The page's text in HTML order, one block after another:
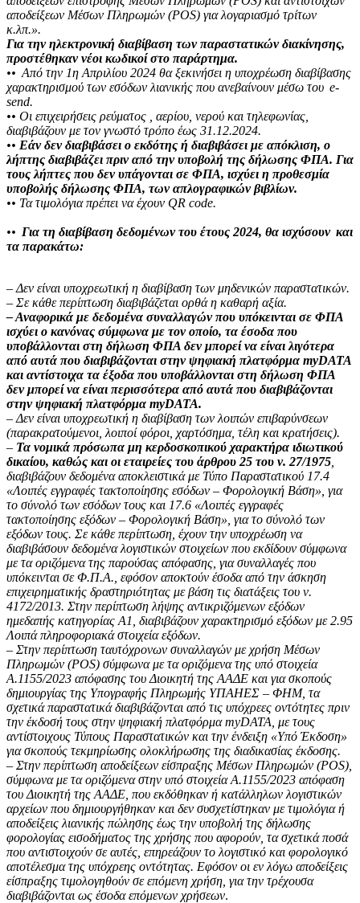
αποδείξεων Μέσων Πληρωμών (POS) για λογαριασμό τρίτων
κ.λπ.».
Για την ηλεκτρονική διαβίβαση των παραστατικών διακίνησης,
προστέθηκαν νέοι κωδικοί στο παράρτημα.
•• Από την 1η Απριλίου 2024 θα ξεκινήσει η υποχρέωση διαβίβασης
χαρακτηρισμού των εσόδων λιανικής που ανεβαίνουν μέσω του e-
send.
•• Οι επιχειρήσεις ρεύματος , αερίου, νερού και τηλεφωνίας,
διαβιβάζουν με τον γνωστό τρόπο έως 31.12.2024.
•• Εάν δεν διαβιβάσει ο εκδότης ή διαβιβάσει με απόκλιση, ο
λήπτης διαβιβάζει πριν από την υποβολή της δήλωσης ΦΠΑ. Για
τους λήπτες που δεν υπάγονται σε ΦΠΑ, ισχύει η προθεσμία
υποβολής δήλωσης ΦΠΑ, των απλογραφικών βιβλίων.
•• Τα τιμολόγια πρέπει να έχουν QR code.
•• Για τη διαβίβαση δεδομένων του έτους 2024, θα ισχύσουν και
τα παρακάτω:
– Δεν είναι υποχρεωτική η διαβίβαση των μηδενικών παραστατικών.
– Σε κάθε περίπτωση διαβιβάζεται ορθά η καθαρή αξία.
– Αναφορικά με δεδομένα συναλλαγών που υπόκεινται σε ΦΠΑ
ισχύει ο κανόνας σύμφωνα με τον οποίο, τα έσοδα που
υποβάλλονται στη δήλωση ΦΠΑ δεν μπορεί να είναι λιγότερα
από αυτά που διαβιβάζονται στην ψηφιακή πλατφόρμα myDATA
και αντίστοιχα τα έξοδα που υποβάλλονται στη δήλωση ΦΠΑ
δεν μπορεί να είναι περισσότερα από αυτά που διαβιβάζονται
στην ψηφιακή πλατφόρμα myDATA.
– Δεν είναι υποχρεωτική η διαβίβαση των λοιπών επιβαρύνσεων
(παρακρατούμενοι, λοιποί φόροι, χαρτόσημα, τέλη και κρατήσεις).
– Τα νομικά πρόσωπα μη κερδοσκοπικού χαρακτήρα ιδιωτικού
δικαίου, καθώς και οι εταιρείες του άρθρου 25 του ν. 27/1975
διαβιβάζουν δεδομένα αποκλειστικά με Τύπο Παραστατικού 17.4
«Λοιπές εγγραφές τακτοποίησης εσόδων – Φορολογική Βάση», για
το σύνολό των εσόδων τους και 17.6 «Λοιπές εγγραφές
τακτοποίησης εξόδων – Φορολογική Βάση», για το σύνολό των
εξόδων τους. Σε κάθε περίπτωση, έχουν την υποχρέωση να
διαβιβάσουν δεδομένα λογιστικών στοιχείων που εκδίδουν σύμφωνα
με τα οριζόμενα της παρούσας απόφασης, για συναλλαγές που
υπόκεινται σε Φ.Π.Α., εφόσον αποκτούν έσοδα από την άσκηση
επιχειρηματικής δραστηριότητας με βάση τις διατάξεις του ν.
4172/2013. Στην περίπτωση λήψης αντικριζόμενων εξόδων
ημεδαπής κατηγορίας Α1, διαβιβάζουν χαρακτηρισμό εξόδων με 2.95
Λοιπά πληροφοριακά στοιχεία εξόδων.
– Στην περίπτωση ταυτόχρονων συναλλαγών με χρήση Μέσων
Πληρωμών (POS) σύμφωνα με τα οριζόμενα της υπό στοιχεία
Α.1155/2023 απόφασης του Διοικητή της ΑΑΔΕ και για σκοπούς
δημιουργίας της Υπογραφής Πληρωμής ΥΠΑΗΕΣ – ΦΗΜ, τα
σχετικά παραστατικά διαβιβάζονται από τις υπόχρεες οντότητες πριν
την έκδοσή τους στην ψηφιακή πλατφόρμα myDATA, με τους
αντίστοιχους Τύπους Παραστατικών και την ένδειξη «Υπό Έκδοση»
για σκοπούς τεκμηρίωσης ολοκλήρωσης της διαδικασίας έκδοσης.
– Στην περίπτωση αποδείξεων είσπραξης Μέσων Πληρωμών (POS),
σύμφωνα με τα οριζόμενα στην υπό στοιχεία Α.1155/2023 απόφαση
του Διοικητή της ΑΑΔΕ, που εκδόθηκαν ή κατάλληλων λογιστικών
αρχείων που δημιουργήθηκαν και δεν συσχετίστηκαν με τιμολόγια ή
αποδείξεις λιανικής πώλησης έως την υποβολή της δήλωσης
φορολογίας εισοδήματος της χρήσης που αφορούν, τα σχετικά ποσά
που αντιστοιχούν σε αυτές, επηρεάζουν το λογιστικό και φορολογικό
αποτέλεσμα της υπόχρεης οντότητας. Εφόσον οι εν λόγω αποδείξεις
είσπραξης τιμολογηθούν σε επόμενη χρήση, για την τρέχουσα
διαβιβάζονται ως έσοδα επόμενων χρήσεων.